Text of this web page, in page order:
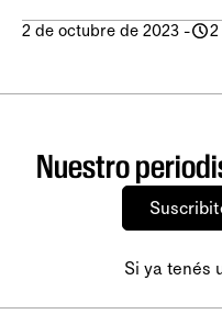
2 de octubre de 2023 -
Nuestro
Si ya tenés